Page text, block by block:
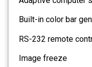
Built-in color bar
RS-232 remote
Image freeze